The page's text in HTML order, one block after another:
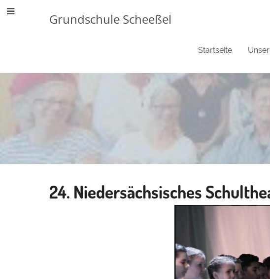
Grundschule Scheeßel
Startseite
Schulleben
24. Niedersächsisches